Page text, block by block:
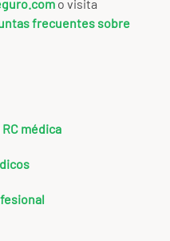
o visita
frecuentes sobre
médica